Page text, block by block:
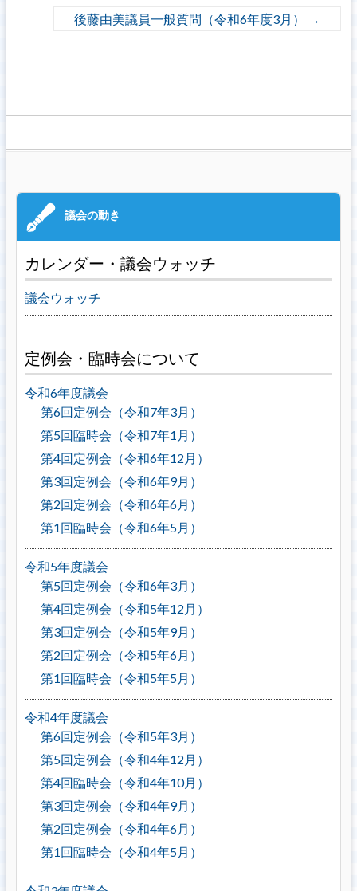
後藤由美議員一般質問（令和6年度3月） →
カレンダー・議会ウォッチ
議会ウォッチ
定例会・臨時会について
令和6年度議会
第6回定例会（令和7年3月）
第5回臨時会（令和7年1月）
第4回定例会（令和6年12月）
第3回定例会（令和6年9月）
第2回定例会（令和6年6月）
第1回臨時会（令和6年5月）
令和5年度議会
第5回定例会（令和6年3月）
第4回定例会（令和5年12月）
第3回定例会（令和5年9月）
第2回定例会（令和5年6月）
第1回臨時会（令和5年5月）
令和4年度議会
第6回定例会（令和5年3月）
第5回定例会（令和4年12月）
第4回臨時会（令和4年10月）
第3回定例会（令和4年9月）
第2回定例会（令和4年6月）
第1回臨時会（令和4年5月）